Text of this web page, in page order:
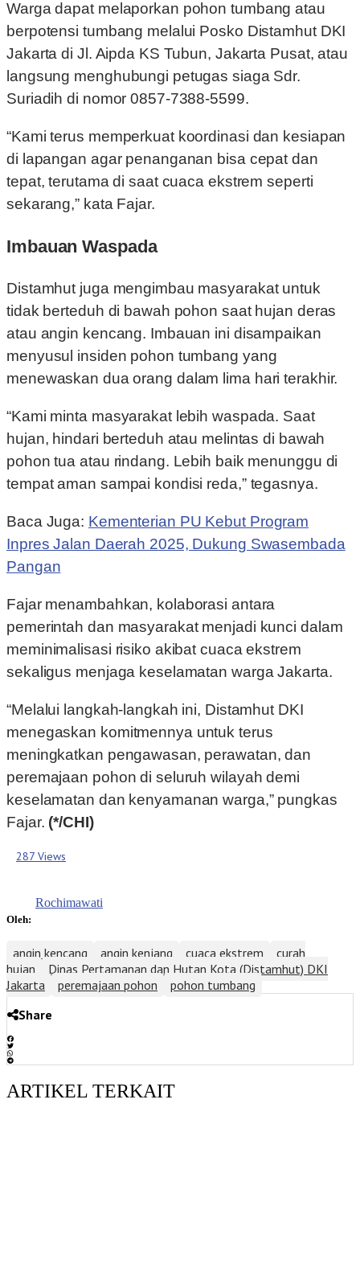
Warga dapat melaporkan pohon tumbang atau
berpotensi tumbang melalui Posko Distamhut DKI
Jakarta di Jl. Aipda KS Tubun, Jakarta Pusat, atau
langsung menghubungi petugas siaga Sdr.
Suriadih di nomor 0857-7388-5599.
“Kami terus memperkuat koordinasi dan kesiapan
di lapangan agar penanganan bisa cepat dan
tepat, terutama di saat cuaca ekstrem seperti
sekarang,” kata Fajar.
Imbauan Waspada
Distamhut juga mengimbau masyarakat untuk
tidak berteduh di bawah pohon saat hujan deras
atau angin kencang. Imbauan ini disampaikan
menyusul insiden pohon tumbang yang
menewaskan dua orang dalam lima hari terakhir.
“Kami minta masyarakat lebih waspada. Saat
hujan, hindari berteduh atau melintas di bawah
pohon tua atau rindang. Lebih baik menunggu di
tempat aman sampai kondisi reda,” tegasnya.
Baca Juga: Kementerian PU Kebut Program
Inpres Jalan Daerah 2025, Dukung Swasembada
Pangan
Fajar menambahkan, kolaborasi antara
pemerintah dan masyarakat menjadi kunci dalam
meminimalisasi risiko akibat cuaca ekstrem
sekaligus menjaga keselamatan warga Jakarta.
“Melalui langkah-langkah ini, Distamhut DKI
menegaskan komitmennya untuk terus
meningkatkan pengawasan, perawatan, dan
peremajaan pohon di seluruh wilayah demi
keselamatan dan kenyamanan warga,” pungkas
Fajar. (*/CHI)
287 Views
Oleh:
Rochimawati
angin kencang angin kenjang cuaca ekstrem
curah
hujan
Dinas Pertamanan dan Hutan Kota (Distamhut) DKI
Jakarta
peremajaan pohon
pohon tumbang
Share
ARTIKEL TERKAIT